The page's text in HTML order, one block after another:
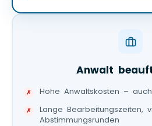
Anwalt
Hohe Anwaltskosten –
Lange Bearbeitungszeiten,
Abstimmungsrunden